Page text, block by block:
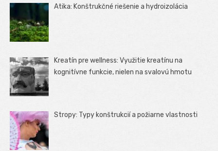
Atika: Konštrukčné riešenie a hydroizolácia
Kreatín pre wellness: Využitie kreatínu na
kognitívne funkcie, nielen na svalovú hmotu
Stropy: Typy konštrukcií a požiarne vlastnosti